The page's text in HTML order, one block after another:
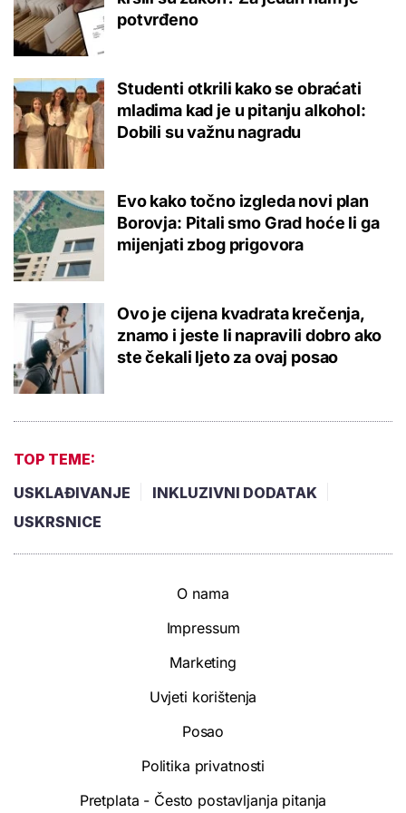
potvrđeno
Studenti otkrili kako se obraćati
mladima kad je u pitanju alkohol:
Dobili su važnu nagradu
Evo kako točno izgleda novi plan
Borovja: Pitali smo Grad hoće li ga
mijenjati zbog prigovora
Ovo je cijena kvadrata krečenja,
znamo i jeste li napravili dobro ako
ste čekali ljeto za ovaj posao
TOP TEME:
USKLAĐIVANJE
INKLUZIVNI DODATAK
USKRSNICE
O nama
Impressum
Marketing
Uvjeti korištenja
Posao
Politika privatnosti
Pretplata - Često postavljanja pitanja